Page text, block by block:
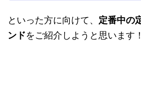
といった方に向けて、 定番中の
ンドをご紹介しようと思います！